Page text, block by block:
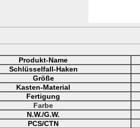
Produkt-Name
Schlüsselfall-Haken
Größe
Kasten-Material
Fertigung
Farbe
N.W./G.W.
PCS/CTN